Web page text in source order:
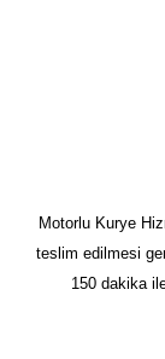
Motorlu Kurye
teslim edilmesi
150 dakika